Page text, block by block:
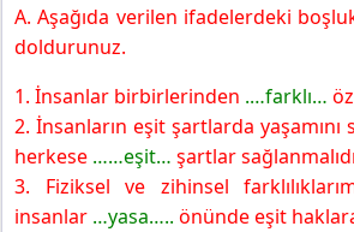
Hecce Yayıncılık
4. Sınıf İnsan Hakları Ders Kitabı
A. Aşağıda verilen ifadelerdeki
doldurunuz.
1. İnsanlar birbirlerinden .…farklı…
2. İnsanların eşit şartlarda
herkese ……eşit… şartlar
3. Fiziksel ve zihinsel
insanlar …yasa….. önünde eşit